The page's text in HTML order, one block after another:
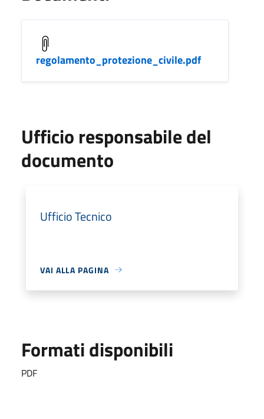
regolamento_protezione_civile.pdf
Ufficio responsabile del
documento
Ufficio Tecnico
VAI ALLA PAGINA
Formati disponibili
PDF